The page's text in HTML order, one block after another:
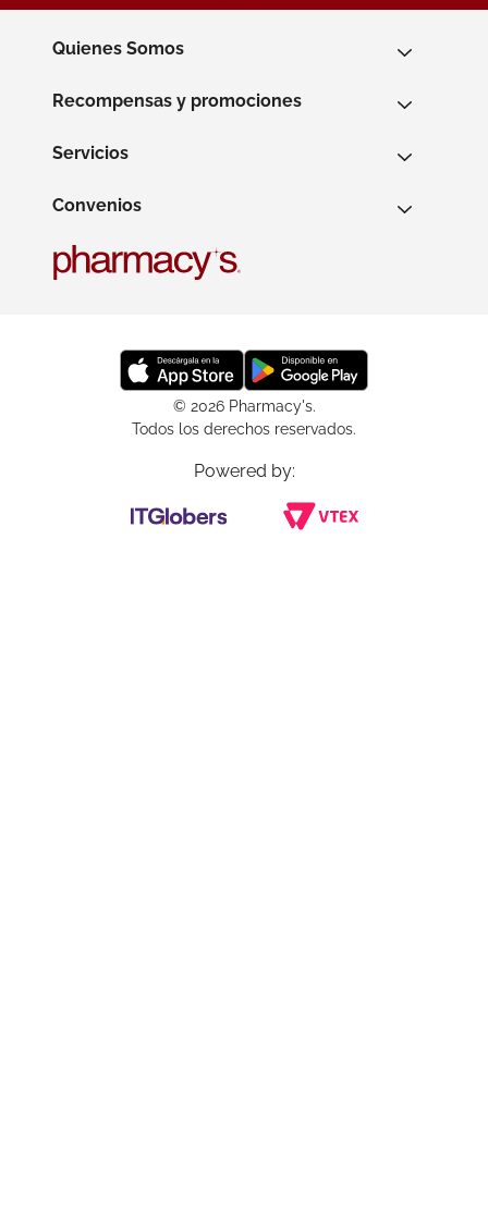
Quienes Somos
Recompensas y promociones
Servicios
Convenios
© 2026 Pharmacy's.
Todos los derechos reservados.
Powered by: